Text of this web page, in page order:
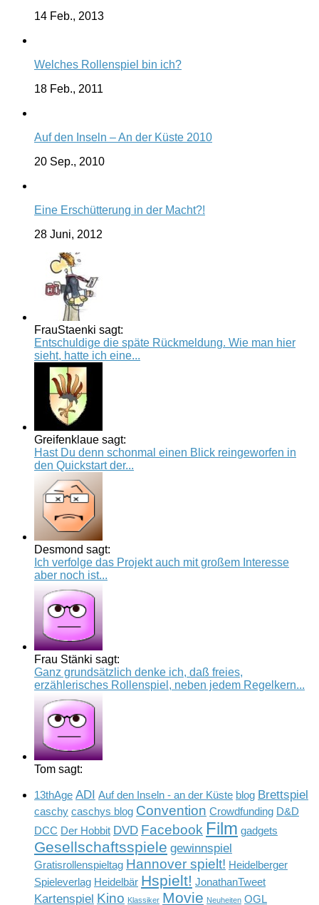
14 Feb., 2013
Welches Rollenspiel bin ich?
18 Feb., 2011
Auf den Inseln – An der Küste 2010
20 Sep., 2010
Eine Erschütterung in der Macht?!
28 Juni, 2012
FrauStaenki sagt:
Entschuldige die späte Rückmeldung. Wie man hier
sieht, hatte ich eine...
Greifenklaue sagt:
Hast Du denn schonmal einen Blick reingeworfen in
den Quickstart der...
Desmond sagt:
Ich verfolge das Projekt auch mit großem Interesse
aber noch ist...
Frau Stänki sagt:
Ganz grundsätzlich denke ich, daß freies,
erzählerisches Rollenspiel, neben jedem Regelkern...
Tom sagt:
13thAge ADI Auf den Inseln - an der Küste blog Brettspiel
caschy caschys blog Convention Crowdfunding D&D
DCC Der Hobbit DVD Facebook Film gadgets
Gesellschaftsspiele gewinnspiel
Gratisrollenspieltag Hannover spielt! Heidelberger
Spieleverlag Heidelbär Hspielt! JonathanTweet
Kartenspiel Kino Klassiker Movie Neuheiten OGL